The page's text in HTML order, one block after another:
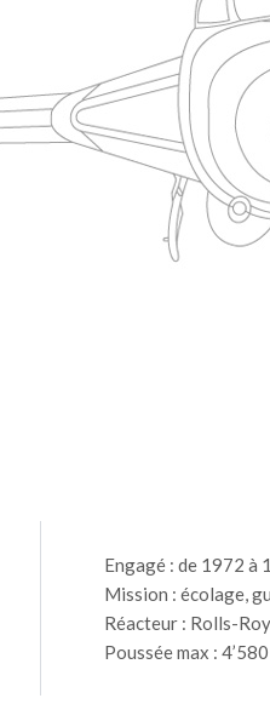
Engagé : de 1972 à
Mission : écolage,
Réacteur : Rolls-
Poussée max :